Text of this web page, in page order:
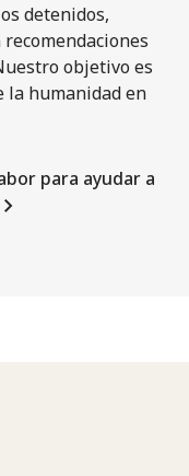
detenidos,
objetivo es
la humanidad en
para ayudar a